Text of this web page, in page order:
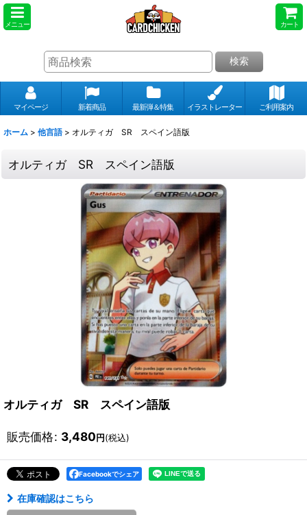
メニュー カート
検索
マイページ 新着商品 最新弾＆特集 イラストレーター ご利用案内
ホーム > 他言語 > オルティガ SR スペイン語版
オルティガ SR スペイン語版
オルティガ SR スペイン語版
販売価格: 3,480円(税込)
Facebookでシェア
在庫確認はこちら